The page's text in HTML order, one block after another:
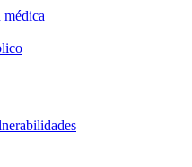
médica